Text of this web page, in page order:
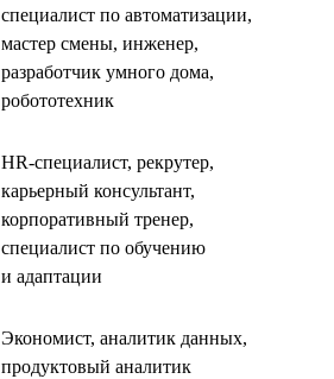
специалист по автоматизации,
мастер смены, инженер,
разработчик умного дома,
робототехник
HR-специалист, рекрутер,
карьерный консультант,
корпоративный тренер,
специалист по обучению
и адаптации
Экономист, аналитик данных,
продуктовый аналитик